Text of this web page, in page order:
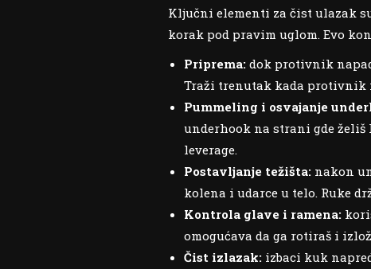
Ključni elementi za čist ulazak
korak pod pravim uglom. Evo
Priprema: dok protivnik
Traži trenutak kada protivnik
Pummeling i osvajanje
underhook na strani gde
leverage.
Postavljanje težišta: nakon
kolena i udarce u telo. Ruke
Kontrola glave i ramena:
omogućava da ga rotiraš i
Čist izlazak: izbaci kuk